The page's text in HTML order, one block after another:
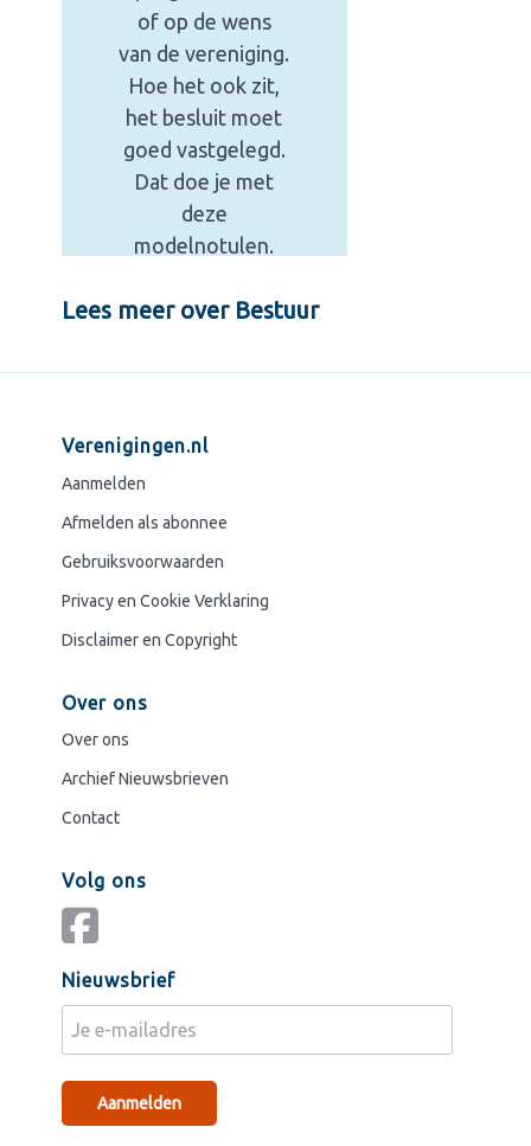
of op de wens
van de vereniging.
Hoe het ook zit,
het besluit moet
goed vastgelegd.
Dat doe je met
deze
modelnotulen.
7,50 incl. BTW
Winkel nu
Lees meer over Bestuur
Verenigingen.nl
Aanmelden
Afmelden als abonnee
Gebruiksvoorwaarden
Privacy en Cookie Verklaring
Disclaimer en Copyright
Over ons
Over ons
Archief Nieuwsbrieven
Contact
Volg ons
Nieuwsbrief